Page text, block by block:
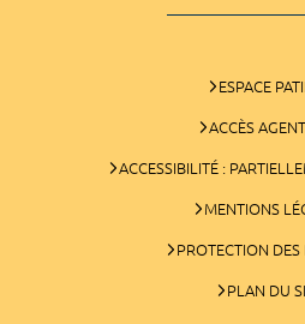
ESPACE
ACCÈS
ACCESSIBILITÉ :
MENTIONS
PROTECTION DES
PLAN DU